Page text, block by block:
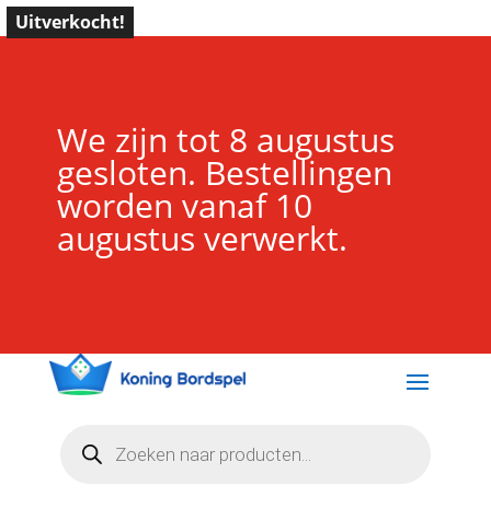
We zijn tot 8 augustus
gesloten. Bestellingen
worden vanaf 10
augustus verwerkt.
zoeken
Uitverkocht!